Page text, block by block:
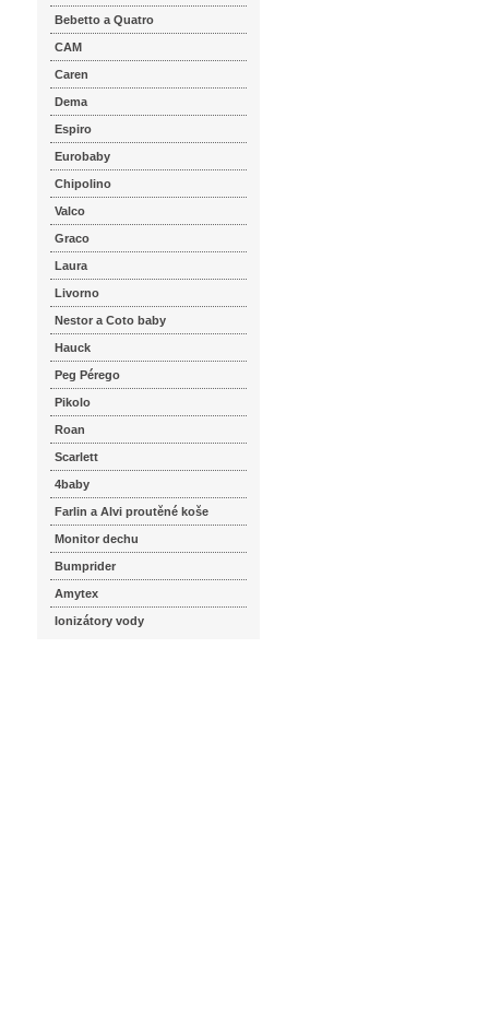
Bebetto a Quatro
CAM
Caren
Dema
Espiro
Eurobaby
Chipolino
Valco
Graco
Laura
Livorno
Nestor a Coto baby
Hauck
Peg Pérego
Pikolo
Roan
Scarlett
4baby
Farlin a Alvi proutěné koše
Monitor dechu
Bumprider
Amytex
Ionizátory vody